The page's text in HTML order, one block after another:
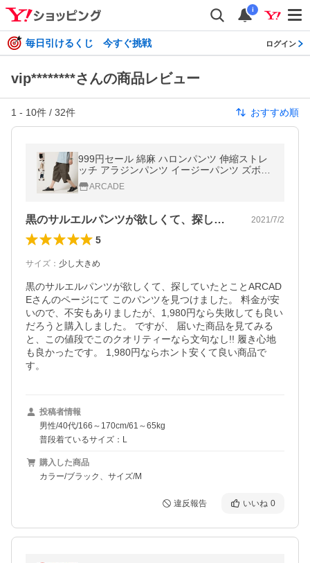
i
毎日引けるくじ 今すぐ挑戦 ログイン
vip********さんの商品レビュー
1 - 10件 / 32件 おすすめ順
999円セール 綿麻 ハロンパンツ 伸縮ストレ
ッチ アラジンパンツ イージーパンツ ズボン
メンズ サルエル クロップド ルームウェア 無
地 春 夏 秋/爆買 父の日
ARCADE
黒のサルエルパンツが欲しくて、探してい… 2021/7/2
5
サイズ ： 少し大きめ
黒のサルエルパンツが欲しくて、探していたとことARCAD
Eさんのページにて このパンツを見つけました。 料金が安
いので、不安もありましたが、1,980円なら失敗しても良い
だろうと購入しました。 ですが、 届いた商品を見てみる
と、この値段でこのクオリティーなら文句なし!! 履き心地
も良かったです。 1,980円ならホント安くて良い商品で
す。
投稿者情報
男性/40代/166～170cm/61～65kg
普段着ているサイズ：L
購入した商品
カラー/ブラック、サイズ/M
違反報告 いいね 0